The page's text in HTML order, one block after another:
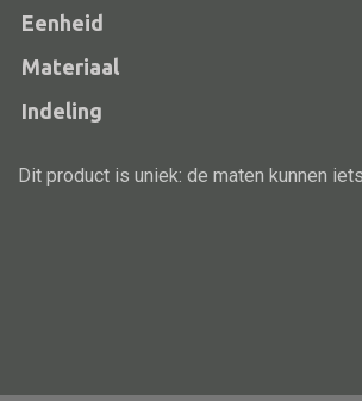
Alle lampen
120x46x85
Eenheid
Materiaal
Indeling
Dit product is uniek: de maten kunnen